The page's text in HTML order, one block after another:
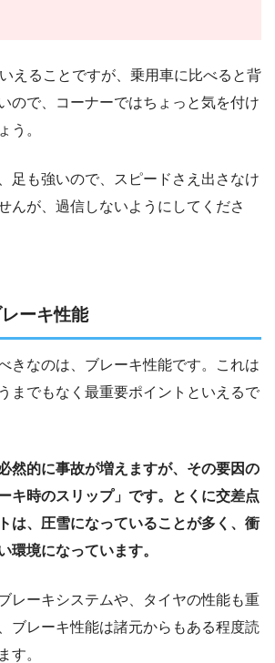
えることですが、乗用車に比べると背
ので、コーナーではちょっと気を付け
う。
足も強いので、スピードさえ出さなけ
んが、過信しないようにしてくださ
ーキ性能
きなのは、ブレーキ性能です。これは
までもなく最重要ポイントといえるで
然的に事故が増えますが、その要因の
キ時のスリップ」です。とくに交差点
は、圧雪になっていることが多く、衝
環境になっています。
レーキシステムや、タイヤの性能も重
ブレーキ性能は諸元からもある程度読
す。